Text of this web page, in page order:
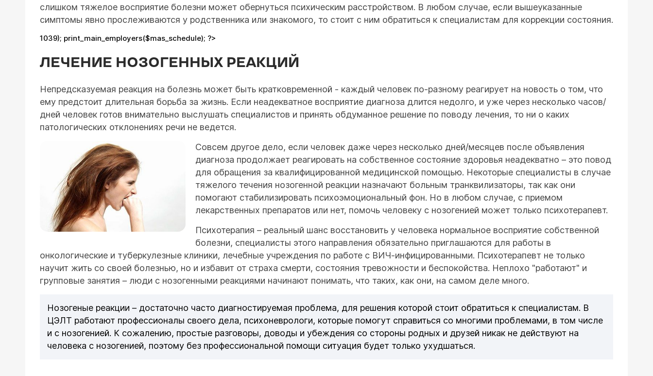
слишком тяжелое восприятие болезни может обернуться психическим расстройством. В любом случае, если вышеуказанные
симптомы явно прослеживаются у родственника или знакомого, то стоит с ним обратиться к специалистам для коррекции состояния.
1039); print_main_employers($mas_schedule); ?>
ЛЕЧЕНИЕ НОЗОГЕННЫХ РЕАКЦИЙ
Непредсказуемая реакция на болезнь может быть кратковременной - каждый человек по-разному реагирует на новость о том, что
ему предстоит длительная борьба за жизнь. Если неадекватное восприятие диагноза длится недолго, и уже через несколько часов/
дней человек готов внимательно выслушать специалистов и принять обдуманное решение по поводу лечения, то ни о каких
патологических отклонениях речи не ведется.
Совсем другое дело, если человек даже через несколько дней/месяцев после объявления
диагноза продолжает реагировать на собственное состояние здоровья неадекватно – это повод
для обращения за квалифицированной медицинской помощью. Некоторые специалисты в случае
тяжелого течения нозогенной реакции назначают больным транквилизаторы, так как они
помогают стабилизировать психоэмоциональный фон. Но в любом случае, с приемом
лекарственных препаратов или нет, помочь человеку с нозогенией может только психотерапевт.
Психотерапия – реальный шанс восстановить у человека нормальное восприятие собственной
болезни, специалисты этого направления обязательно приглашаются для работы в
онкологические и туберкулезные клиники, лечебные учреждения по работе с ВИЧ-инфицированными. Психотерапевт не только
научит жить со своей болезнью, но и избавит от страха смерти, состояния тревожности и беспокойства. Неплохо "работают" и
групповые занятия – люди с нозогенными реакциями начинают понимать, что таких, как они, на самом деле много.
Нозогеные реакции – достаточно часто диагностируемая проблема, для решения которой стоит обратиться к специалистам. В
ЦЭЛТ работают профессионалы своего дела, психоневрологи, которые помогут справиться со многими проблемами, в том числе
и с нозогенией. К сожалению, простые разговоры, доводы и убеждения со стороны родных и друзей никак не действуют на
человека с нозогенией, поэтому без профессиональной помощи ситуация будет только ухудшаться.